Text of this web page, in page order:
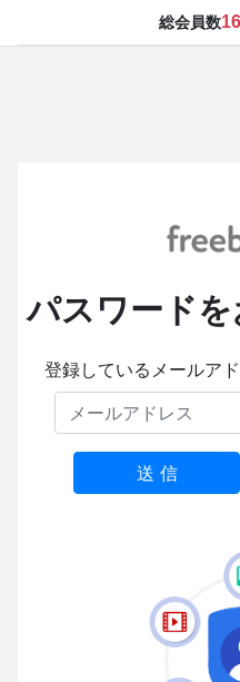
総会員数
パスワード
登録しているメールア
送 信